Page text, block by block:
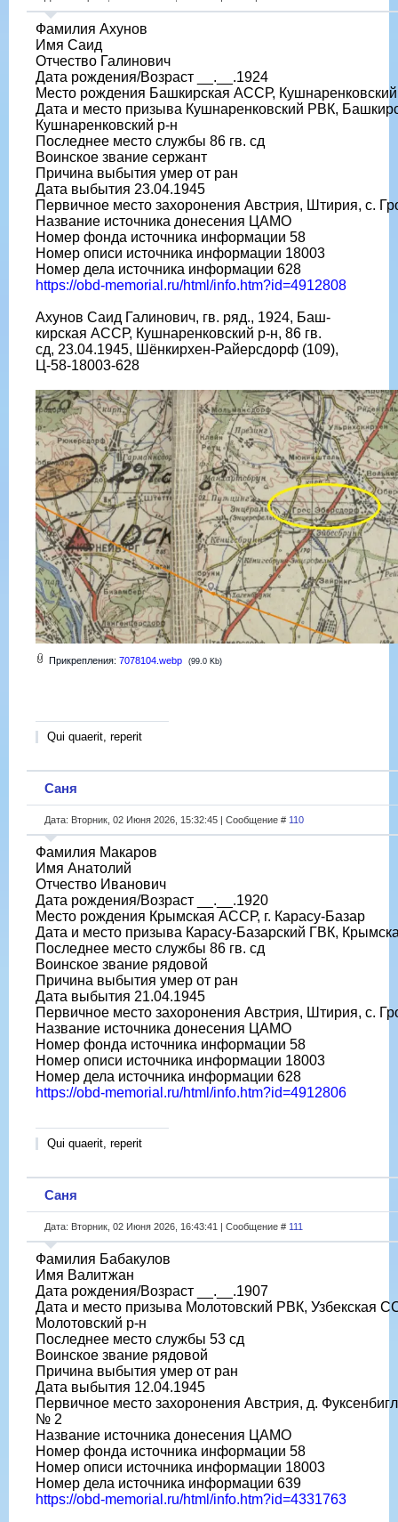
Фамилия Ахунов
Имя Саид
Отчество Галинович
Дата рождения/Возраст __.__.1924
Место рождения Башкирская АССР,
Дата и место призыва Кушнаренковский РВК,
Кушнаренковский р-н
Последнее место службы 86 гв. сд
Воинское звание сержант
Причина выбытия умер от ран
Дата выбытия 23.04.1945
Первичное место захоронения Австрия, Штирия, с.
Название источника донесения ЦАМО
Номер фонда источника информации 58
Номер описи источника информации 18003
Номер дела источника информации 628
https://obd-memorial.ru/html/info.htm?id=4912808
Ахунов Саид Галинович, гв. ряд., 1924, Баш-
кирская АССР, Кушнаренковский р-н, 86 гв.
сд, 23.04.1945, Шёнкирхен-Райерсдорф (109),
Ц-58-18003-628
Прикрепления: 7078104.webp (99.0 Kb)
Qui quaerit, reperit
Саня
Дата: Вторник, 02 Июня 2026, 15:32:45 | Сообщение # 110
Фамилия Макаров
Имя Анатолий
Отчество Иванович
Дата рождения/Возраст __.__.1920
Место рождения Крымская АССР, г. Карасу-Базар
Дата и место призыва Карасу-Базарский ГВК,
Последнее место службы 86 гв. сд
Воинское звание рядовой
Причина выбытия умер от ран
Дата выбытия 21.04.1945
Первичное место захоронения Австрия, Штирия, с.
Название источника донесения ЦАМО
Номер фонда источника информации 58
Номер описи источника информации 18003
Номер дела источника информации 628
https://obd-memorial.ru/html/info.htm?id=4912806
Qui quaerit, reperit
Саня
Дата: Вторник, 02 Июня 2026, 16:43:41 | Сообщение # 111
Фамилия Бабакулов
Имя Валитжан
Дата рождения/Возраст __.__.1907
Дата и место призыва Молотовский РВК, Узбекская
Молотовский р-н
Последнее место службы 53 сд
Воинское звание рядовой
Причина выбытия умер от ран
Дата выбытия 12.04.1945
Первичное место захоронения Австрия, д.
№ 2
Название источника донесения ЦАМО
Номер фонда источника информации 58
Номер описи источника информации 18003
Номер дела источника информации 639
https://obd-memorial.ru/html/info.htm?id=4331763